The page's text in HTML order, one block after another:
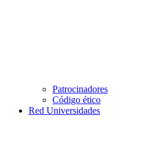
Patrocinadores
Código ético
Red Universidades